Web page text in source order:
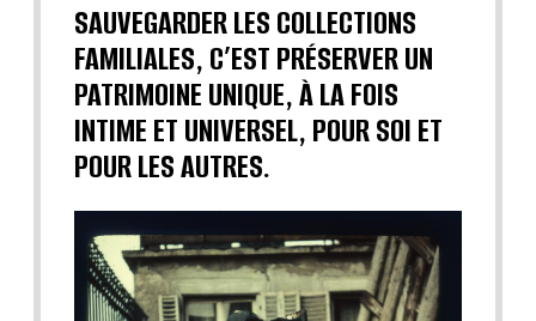
SAUVEGARDER LES COLLECTIONS
FAMILIALES, C’EST PRÉSERVER UN
PATRIMOINE UNIQUE, À LA FOIS
INTIME ET UNIVERSEL, POUR SOI ET
POUR LES AUTRES.